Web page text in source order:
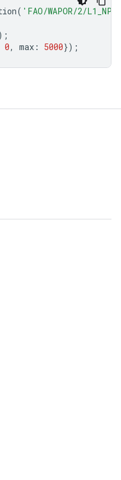
( 'FAO/WAPOR/2/
0, max : 5000});